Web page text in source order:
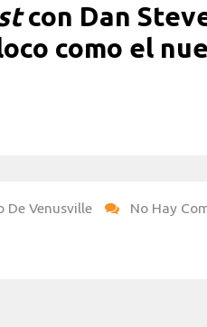
con Dan
como el
De Venusville
No Hay